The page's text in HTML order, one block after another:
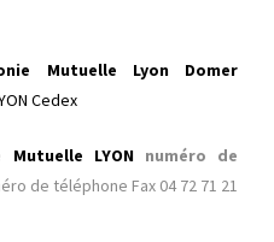
Mutuelle Lyon Domer
Cedex
Mutuelle LYON numéro de
de téléphone Fax 04 72 71 21